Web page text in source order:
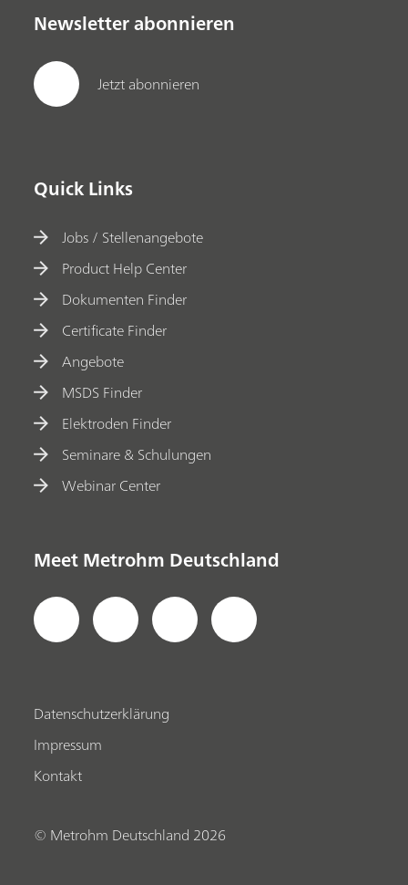
Newsletter abonnieren
Jetzt abonnieren
Quick Links
Jobs / Stellenangebote
Product Help Center
Dokumenten Finder
Certificate Finder
Angebote
MSDS Finder
Elektroden Finder
Seminare & Schulungen
Webinar Center
Meet Metrohm Deutschland
Datenschutzerklärung
Impressum
Kontakt
© Metrohm Deutschland 2026